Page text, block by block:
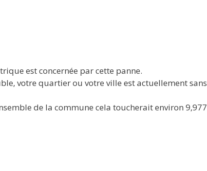
est concernée par cette panne.
votre quartier ou votre ville est actuellement sans
de la commune cela toucherait environ 9,977